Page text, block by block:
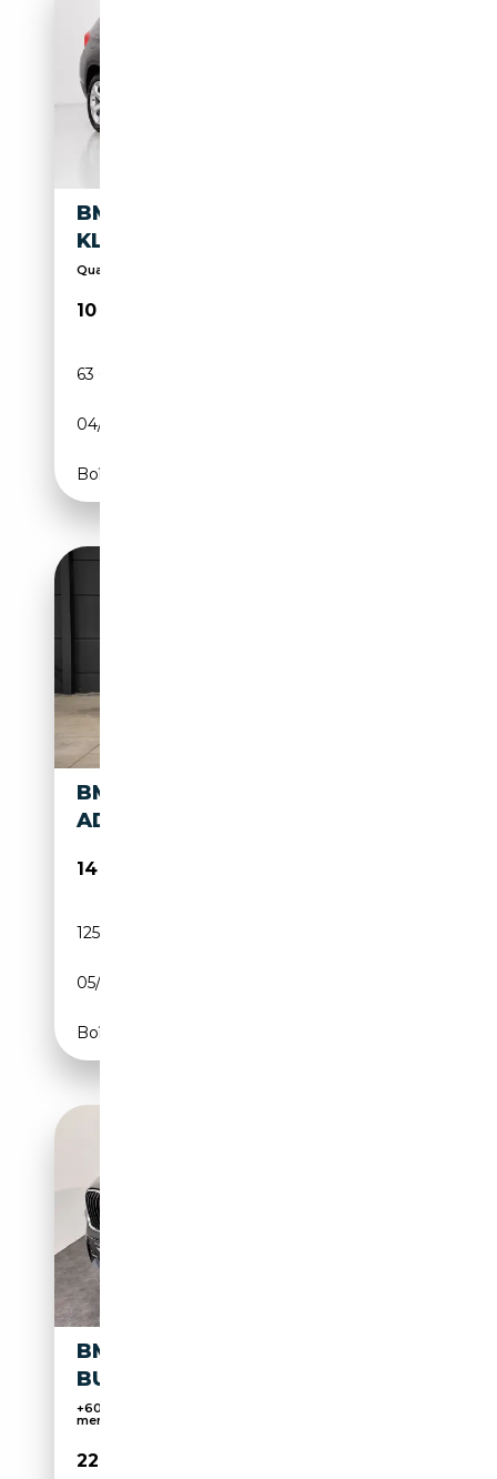
BMW X1 16D SDRIVE 2.0 116PS
KLIMA PDC MFL BT
Qualität - Zuverlässigkeit - Sicherheit
10 499€
63 672 km
04/2014
Boîte manuelle
BMW X1 X1 1.5 D SDRIVE16
ADBLUE (EU6AP)
14 950€
125 000 km
05/2021
Boîte manuelle
BMW X1 1.5 SDRIVE18I
BUSINESS ADVANTA
+60 jaar Onderhoud en verkoop! Onderhoud alle
merk...
22 500€